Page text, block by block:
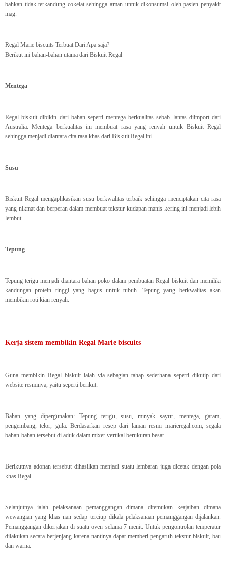
bahkan tidak terkandung cokelat sehingga aman untuk dikonsumsi oleh pasien penyakit
mag.
Regal Marie biscuits Terbuat Dari Apa saja?
Berikut ini bahan-bahan utama dari Biskuit Regal
Mentega
Regal biskuit dibikin dari bahan seperti mentega berkualitas sebab lantas diimport dari
Australia. Mentega berkualitas ini membuat rasa yang renyah untuk Biskuit Regal
sehingga menjadi diantara cita rasa khas dari Biskuit Regal ini.
Susu
Biskuit Regal mengaplikasikan susu berkwalitas terbaik sehingga menciptakan cita rasa
yang nikmat dan berperan dalam membuat tekstur kudapan manis kering ini menjadi lebih
lembut.
Tepung
Tepung terigu menjadi diantara bahan poko dalam pembuatan Regal biskuit dan memiliki
kandungan protein tinggi yang bagus untuk tubuh. Tepung yang berkwalitas akan
membikin roti kian renyah.
Kerja sistem membikin Regal Marie biscuits
Guna membikin Regal biskuit ialah via sebagian tahap sederhana seperti dikutip dari
website resminya, yaitu seperti berikut:
Bahan yang dipergunakan: Tepung terigu, susu, minyak sayur, mentega, garam,
pengembang, telor, gula. Berdasarkan resep dari laman resmi marieregal.com, segala
bahan-bahan tersebut di aduk dalam mixer vertikal berukuran besar.
Berikutnya adonan tersebut dihasilkan menjadi suatu lembaran juga dicetak dengan pola
khas Regal.
Selanjutnya ialah pelaksanaan pemanggangan dimana ditemukan keajaiban dimana
wewangian yang khas nan sedap terciup dikala pelaksanaan pemanggangan dijalankan.
Pemanggangan dikerjakan di suatu oven selama 7 menit. Untuk pengontrolan temperatur
dilakukan secara berjenjang karena nantinya dapat memberi pengaruh tekstur biskuit, bau
dan warna.